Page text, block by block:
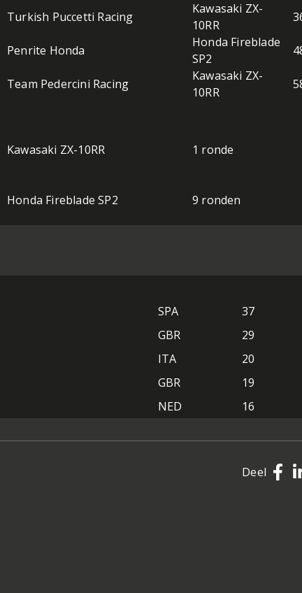
Turkish Puccetti Racing
Kawasaki ZX-
10RR
Penrite Honda
Honda Fireblade
SP2
Team Pedercini Racing
Kawasaki ZX-
10RR
Kawasaki ZX-10RR 1 ronde
Honda Fireblade SP2 9 ronden
SPA
37
GBR
29
ITA
20
GBR
19
NED 16
Deel